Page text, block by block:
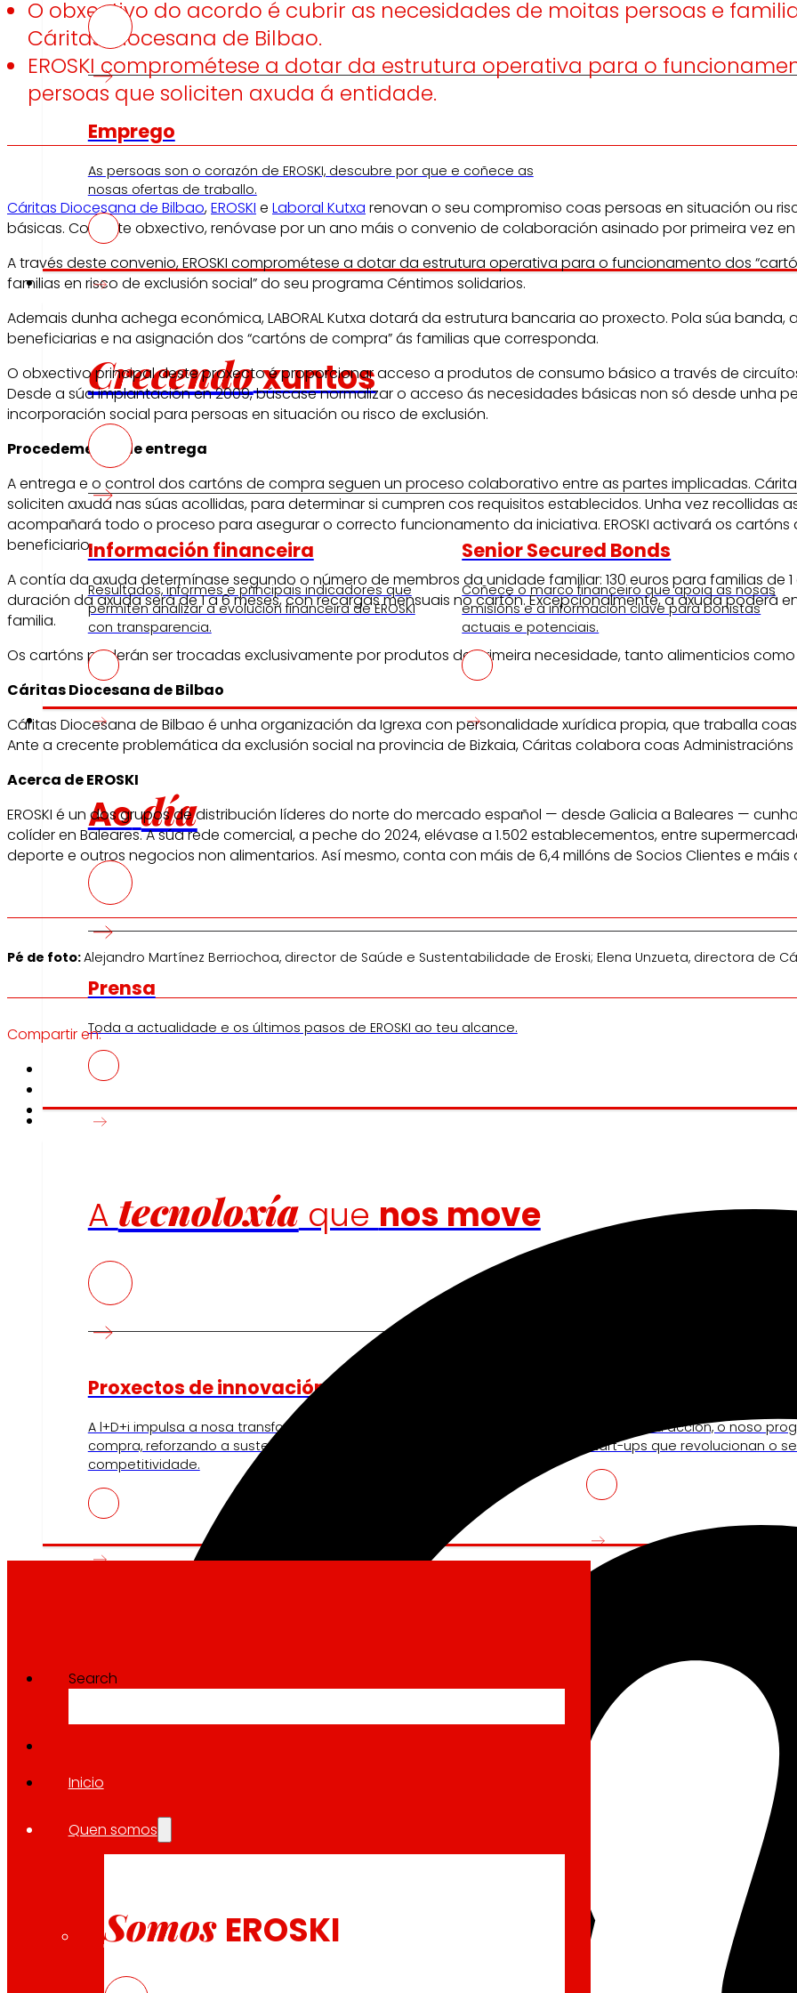
Emprego
As persoas son o corazón de EROSKI, descubre por que e coñece as
nosas ofertas de traballo.
Investidores
Crecendoxuntos
Información financeira
Resultados, informes e principais indicadores que
permiten analizar a evolución financeira de EROSKI
con transparencia.
Senior Secured Bonds
Coñece o marco financeiro que apoia as nosas
emisións e a información clave para bonistas
actuais e potenciais.
Prensa
Aodía
Prensa
Toda a actualidade e os últimos pasos de EROSKI ao teu alcance.
Innovación
A tecnoloxíaque nos move
Proxectos de innovación
A l+D+i impulsa a nosa transformación, mellorando a experiencia de
compra, reforzando a sustentabilidade e fortalecendo a nosa
competitividade.
Das ideas á acción, o noso
start-ups que revolucionan o
Search
Inicio
Quen somos
Somos EROSKI
O obxectivo do acordo é cubrir as necesidades de moitas persoas e
Cáritas Diocesana de Bilbao.
EROSKI comprométese a dotar da estrutura operativa para o
persoas que soliciten axuda á entidade.
Cáritas Diocesana de Bilbao,EROSKI e Laboral Kutxa renovan o seu compromiso coas persoas en situación ou
básicas. Con este obxectivo, renóvase por un ano máis o convenio de colaboración asinado por primeira vez en
A través deste convenio, EROSKI comprométese a dotar da estrutura operativa para o funcionamento dos
familias en risco de exclusión social” do seu programa Céntimos solidarios.
Ademais dunha achega económica, LABORAL Kutxa dotará da estrutura bancaria ao proxecto. Pola súa
beneficiarias e na asignación dos “cartóns de compra” ás familias que corresponda.
O obxectivo principal deste proxecto é proporcionar acceso a produtos de consumo básico a través de
Desde a súa implantación en 2009, búscase normalizar o acceso ás necesidades básicas non só desde
incorporación social para persoas en situación ou risco de exclusión.
Procedemento de entrega
A entrega e o control dos cartóns de compra seguen un proceso colaborativo entre as partes implicadas.
soliciten axuda nas súas acollidas, para determinar si cumpren cos requisitos establecidos. Unha vez
acompañará todo o proceso para asegurar o correcto funcionamento da iniciativa. EROSKI activará os
beneficiario.
A contía da axuda determínase segundo o número de membros da unidade familiar: 130 euros para familias de
duración da axuda será de 1 a 6 meses, con recargas mensuais no cartón. Excepcionalmente, a axuda
familia.
Os cartóns poderán ser trocadas exclusivamente por produtos de primeira necesidade, tanto alimenticios
Cáritas Diocesana de Bilbao
Cáritas Diocesana de Bilbao é unha organización da Igrexa con personalidade xurídica propia, que traballa
Ante a crecente problemática da exclusión social na provincia de Bizkaia, Cáritas colabora coas
Acerca de EROSKI
EROSKI é un dos grupos de distribución líderes do norte do mercado español — desde Galicia a Baleares —
colíder en Baleares. A súa rede comercial, a peche do 2024, elévase a 1.502 establecementos, entre
deporte e outros negocios non alimentarios. Así mesmo, conta con máis de 6,4 millóns de Socios Clientes e
Pé de foto:Alejandro Martínez Berriochoa, director de Saúde e Sustentabilidade de Eroski; Elena Unzueta, directora de
Compartir en: